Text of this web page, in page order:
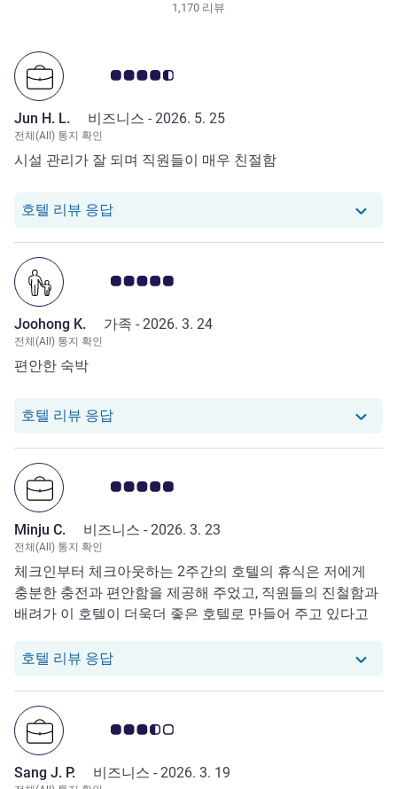
1,170 리뷰
고객 평점 4.5/5
Jun H. L. 비즈니스 - 2026. 5. 25
전체(All) 통지 확인
시설 관리가 잘 되며 직원들이 매우 친절함
호텔 리뷰 응답당 호텔에서는 Jun H. L.로부터의 리뷰에 응
고객 평점 5.0/5
Joohong K. 가족 - 2026. 3. 24
전체(All) 통지 확인
편안한 숙박
호텔 리뷰 응답당 호텔에서는 Joohong K.로부터의 리뷰에
고객 평점 5.0/5
Minju C. 비즈니스 - 2026. 3. 23
전체(All) 통지 확인
체크인부터 체크아웃하는 2주간의 호텔의 휴식은 저에게
충분한 충전과 편안함을 제공해 주었고, 직원들의 진철함과
배려가 이 호텔이 더욱더 좋은 호텔로 만들어 주고 있다고
세심한 배려가 이 호텔을 다시 찾게 만든다고 생각합니다.
호텔 리뷰 응답당 호텔에서는 Minju C.로부터의 리뷰에 응답
고객 평점 3.5/5
Sang J. P. 비즈니스 - 2026. 3. 19